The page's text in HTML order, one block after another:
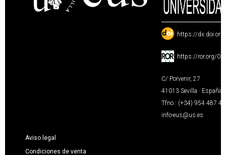
: https://
: https://ror.org/
C/ Porvenir, 27
41013 Sevilla · España
Tfno.: (+34) 954 487
info-eus@us.es
Aviso legal
Condiciones de venta